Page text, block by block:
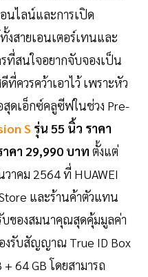
นไลน์และการเปิด
สายเอนเตอร์เทนและ
รที่สนใจอยากจับจองเป็น
ควรคว้าเอาไว้ เพราะหัว
ดเอ็กซ์คลูซีฟในช่วง Pre-
S รุ่น 55 นิ้ว ราคา
คา 29,990 บาท ตั้งแต่
าคม 2564 ที่ HUAWEI
และร้านค้าตัวแทน
บของสมนาคุณสุดคุ้มมูลค่า
งรับสัญญาณ True ID Box
64 GB โดยสามารถ